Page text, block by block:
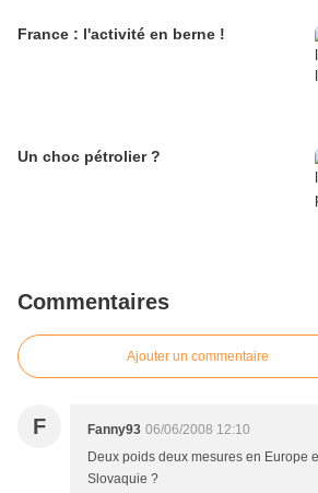
France : l'activité en berne !
Un choc pétrolier ?
Commentaires
Ajouter un commentaire
F Fanny93 06/06/2008 12:10
Deux poids deux mesures en Europe
Slovaquie ?